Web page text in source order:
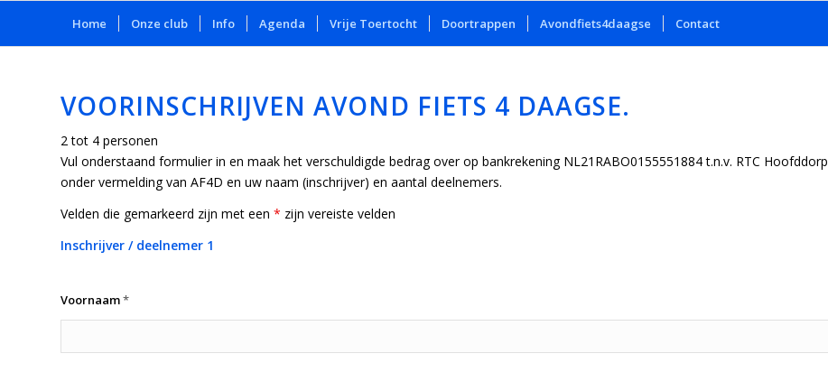
Home Onze club Info Agenda Vrije Toertocht Doortrappen Avondfiets4daagse Contact
VOORINSCHRIJVEN AVOND FIETS 4 DAAGSE.
2 tot 4 personen
Vul onderstaand formulier in en maak het verschuldigde bedrag over op bankrekening NL21RABO0155551884 t.n.v. RTC Hoofddorp
onder vermelding van AF4D en uw naam (inschrijver) en aantal deelnemers.
Velden die gemarkeerd zijn met een * zijn vereiste velden
Inschrijver / deelnemer 1
Voornaam*